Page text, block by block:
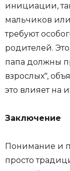
инициации,
мальчиков
требуют
родителей.
папа должны
взрослых",
это влияет на
Заключение
Понимание и
просто